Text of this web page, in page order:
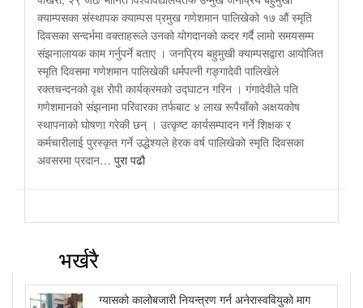
क्याम्पसका संस्थापक क्याम्पस प्रमुख गणेशमान पालिखेको १७ औं स्मृति
दिवसका सन्दर्भमा वक्ताहरूले उनको योगदानको कदर गर्दै लामो समयसम्म
संझनालायक काम गर्नुपर्ने बताए । जनप्रिय बहुमुखी क्याम्पसद्वारा आयोजित
स्मृति दिवसमा गणेशमान पालिखेकी धर्मपत्नी गङ्गादेवी पालिखेले
रक्तचन्दनको वृक्ष रोपी कार्यक्रमको उद्घाटन गरिन । गंगादेवीले पति
गणेशमानको संझनामा परिवारका तर्फबाट ४ लाख रूपैयाँको अक्षयकोष
स्थापनाको घोषणा गरेकी छन् । उत्कृष्ट कार्यसम्पादन गर्ने शिक्षक र
कर्मचारीलाई पुरस्कृत गर्ने उद्धेश्यले हेरक वर्ष पालिखेको स्मृति दिवसका
अवसरमा प्रदान… पुरा पढौ
भर्खरै
ग्यासको कालोबजारी नियन्त्रण गर्न अनेरास्ववियुको माग